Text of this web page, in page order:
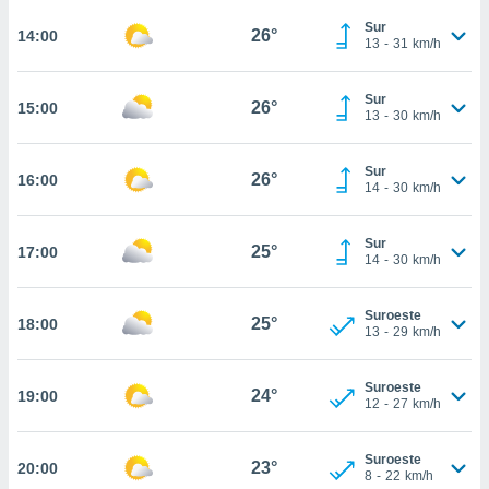
que
sean
para
ni para
no
web a
14:00 26°
Sur
13 - 31 km/h
15:00 26°
Sur
13 - 30 km/h
16:00 26°
Sur
14 - 30 km/h
17:00 25°
Sur
14 - 30 km/h
18:00 25°
Suroeste
13 - 29 km/h
19:00 24°
Suroeste
12 - 27 km/h
20:00 23°
Suroeste
8 - 22 km/h